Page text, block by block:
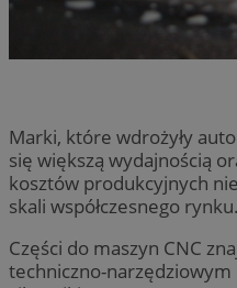
Marki, które wdrożyły
się większą wydajnością
kosztów produkcyjnych
skali współczesnego rynku.
Części do maszyn CNC
techniczno-